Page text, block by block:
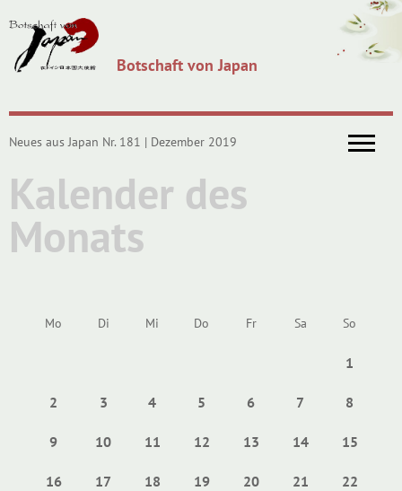
Botschaft von Japan
Neues aus Japan Nr. 181 | Dezember 2019
Kalender des
Monats
Mo Di Mi Do Fr Sa So
1
2 3 4 5 6 7 8
9 10 11 12 13 14 15
16 17 18 19 20 21 22